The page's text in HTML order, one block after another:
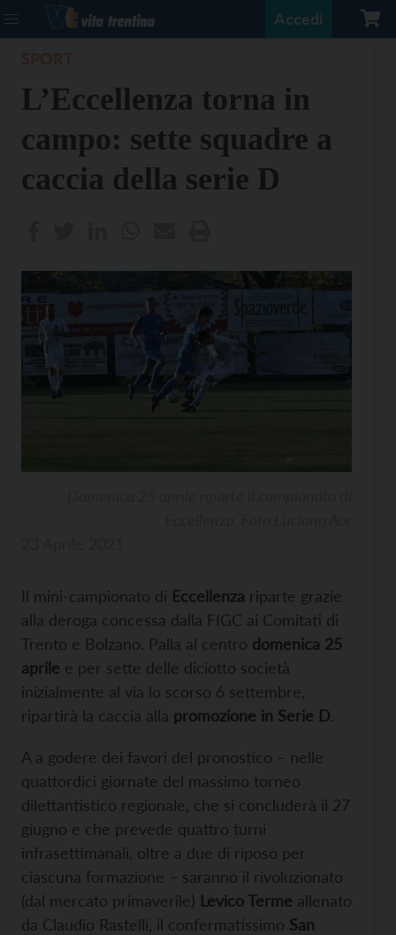
Accedi
L’Eccellenza torna in
campo: sette squadre a
caccia della serie D
Il mini-campionato di Eccellenza riparte grazie
alla deroga concessa dalla FIGC ai Comitati di
Trento e Bolzano. Palla al centro domenica 25
aprile e per sette delle diciotto società
inizialmente al via lo scorso 6 settembre,
ripartirà la caccia alla promozione in Serie D.
A a godere dei favori del pronostico – nelle
quattordici giornate del massimo torneo
dilettantistico regionale, che si concluderà il 27
giugno e che prevede quattro turni
infrasettimanali, oltre a due di riposo per
ciascuna formazione – saranno il rivoluzionato
(dal mercato primaverile) Levico Terme allenato
da Claudio Rastelli, il confermatissimo San